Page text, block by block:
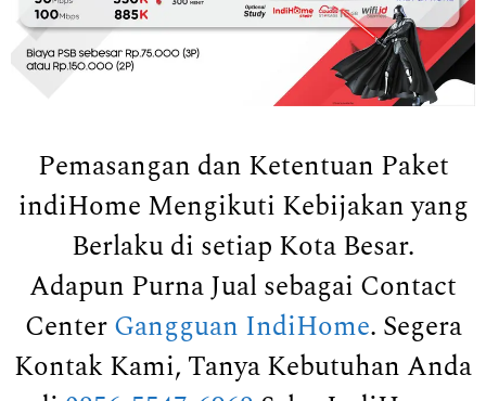
Pemasangan dan Ketentuan Paket
indiHome Mengikuti Kebijakan yang
Berlaku di setiap Kota Besar.
Adapun Purna Jual sebagai Contact
CenterGangguan IndiHome. Segera
Kontak Kami, Tanya Kebutuhan Anda